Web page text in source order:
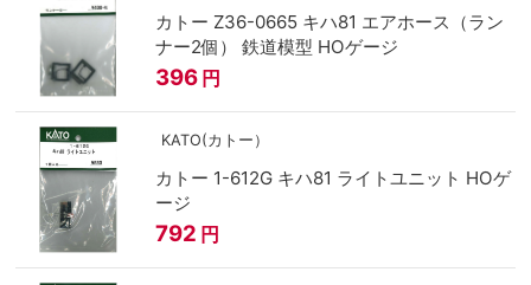
カトー Z36-0665 キハ81 エアホース（ラン
ナー2個） 鉄道模型 HOゲージ
396 円
KATO(カトー）
カトー 1-612G キハ81 ライトユニット HOゲ
ージ
792 円